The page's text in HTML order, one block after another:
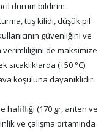
durum bildirim
tuş kilidi, düşük pil
güvenliğini ve
verimliliğini de maksimize
sıcaklıklarda (+50 °C)
koşuluna dayanıklıdır.
hafifliği (170 gr, anten ve
ve çalışma ortamında